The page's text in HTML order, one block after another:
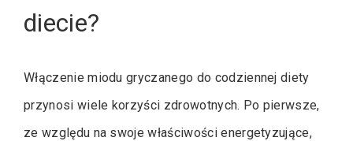
diecie?
Włączenie miodu gryczanego do codziennej diety
przynosi wiele korzyści zdrowotnych. Po pierwsze,
ze względu na swoje właściwości energetyzujące,